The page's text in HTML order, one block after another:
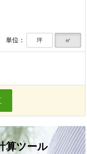
単位： 坪 ㎡
算ツール